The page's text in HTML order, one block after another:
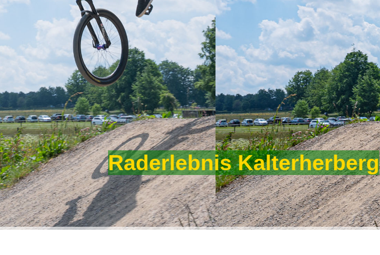
Raderlebnis Kalterherberg